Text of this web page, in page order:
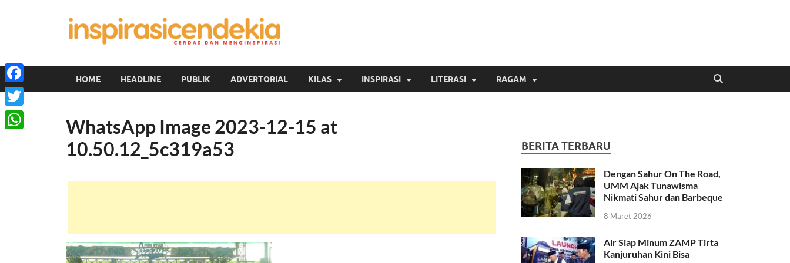
HOME HEADLINE PUBLIK ADVERTORIAL KILAS INSPIRASI LITERASI RAGAM
WhatsApp Image 2023-12-15 at
10.50.12_5c319a53
BERITA TERBARU
Dengan Sahur On The Road,
UMM Ajak Tunawisma
Nikmati Sahur dan Barbeque
8 Maret 2026
Air Siap Minum ZAMP Tirta
Kanjuruhan Kini Bisa
Facebook
Twitter